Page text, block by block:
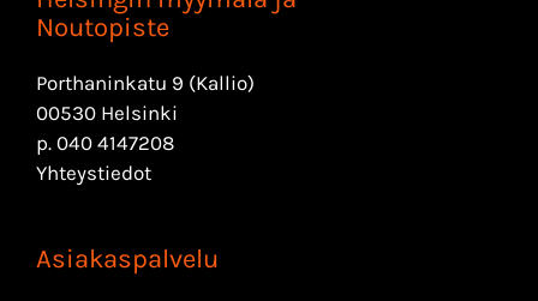
Noutopiste
Porthaninkatu 9 (Kallio)
00530 Helsinki
p. 040 4147208
Yhteystiedot
Asiakaspalvelu